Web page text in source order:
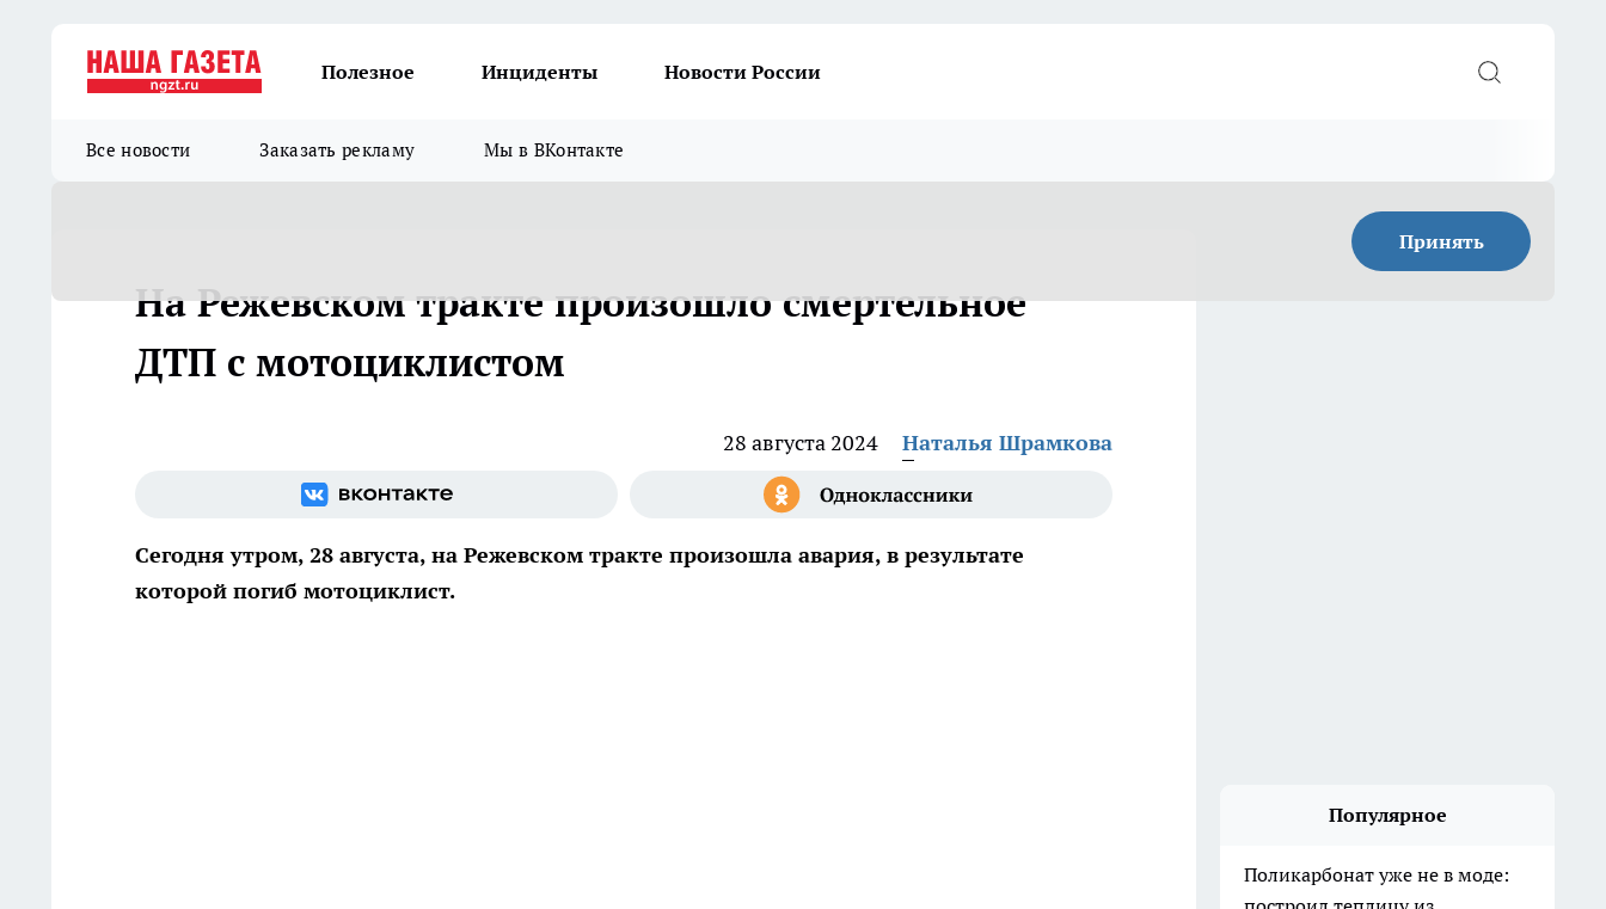
Полезное Инциденты Новости России
Все новости Заказать рекламу Мы в ВКонтакте
Принять
На Режевском тракте произошло смертельное
ДТП с мотоциклистом
28 августа 2024 Наталья Шрамкова
Сегодня утром, 28 августа, на Режевском тракте произошла авария, в результате
которой погиб мотоциклист.
Популярное
Поликарбонат уже не в моде: